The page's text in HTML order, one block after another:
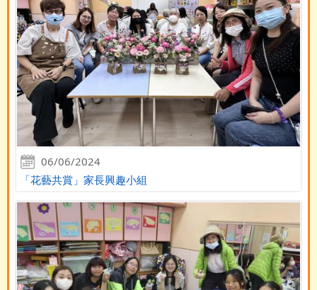
06/06/2024
「花藝共賞」家長興趣小組